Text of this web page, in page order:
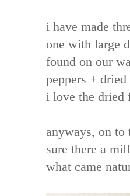
i have made
one with large
found on our
peppers +
i love the dried
anyways, on to
sure there a
what came